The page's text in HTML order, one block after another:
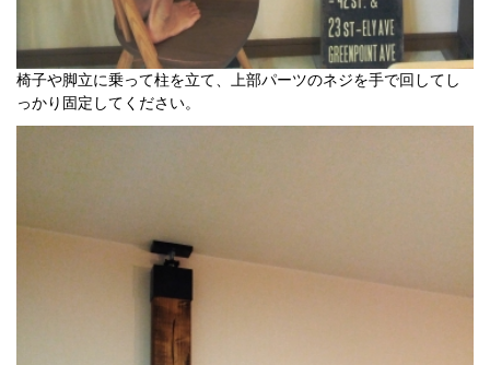
椅子や脚立に乗って柱を立て、上部パーツのネジを手で回してし
っかり固定してください。